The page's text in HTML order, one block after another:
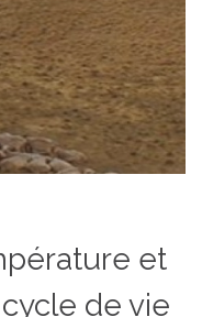
et
de vie